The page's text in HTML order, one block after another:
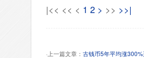
|<< << < 1 2 > >> >>|
·上一篇文章： 古钱币5年平均涨